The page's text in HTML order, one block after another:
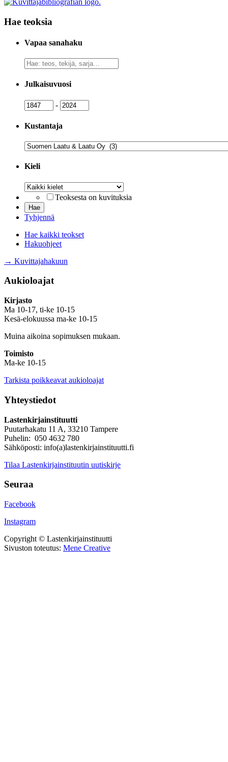
Hae teoksia
Vapaa sanahaku
Vapaa
sanahaku
Julkaisuvuosi
Julkaisuvuosi
- Julkaisuvuosi
Kustantaja
Kustantaja
Kieli
Kieli
Teoksesta on kuvituksia
Tyhjennä
Hae kaikki teokset
Hakuohjeet
→ Kuvittajahakuun
Aukioloajat
Kirjasto
Ma 10-17, ti-ke 10-15
Kesä-elokuussa ma-ke 10-15
Muina aikoina sopimuksen mukaan.
Toimisto
Ma-ke 10-15
Tarkista poikkeavat aukioloajat
Yhteystiedot
Lastenkirjainstituutti
Puutarhakatu 11 A, 33210 Tampere
Puhelin: 050 4632 780
Sähköposti: info(a)lastenkirjainstituutti.fi
Tilaa Lastenkirjainstituutin uutiskirje
Seuraa
Facebook
Instagram
Copyright © Lastenkirjainstituutti
Sivuston toteutus: Mene Creative